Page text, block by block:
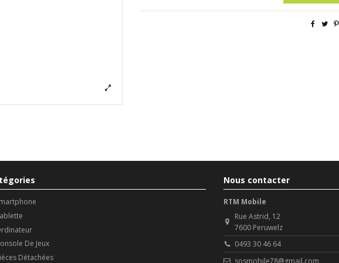
De Jeux
Détachées
Nous contacter
RTM Mobile
Rue Astrid, 12
7600 Peruwelz
0493 30 46 64
sosmobile78@gmail.com